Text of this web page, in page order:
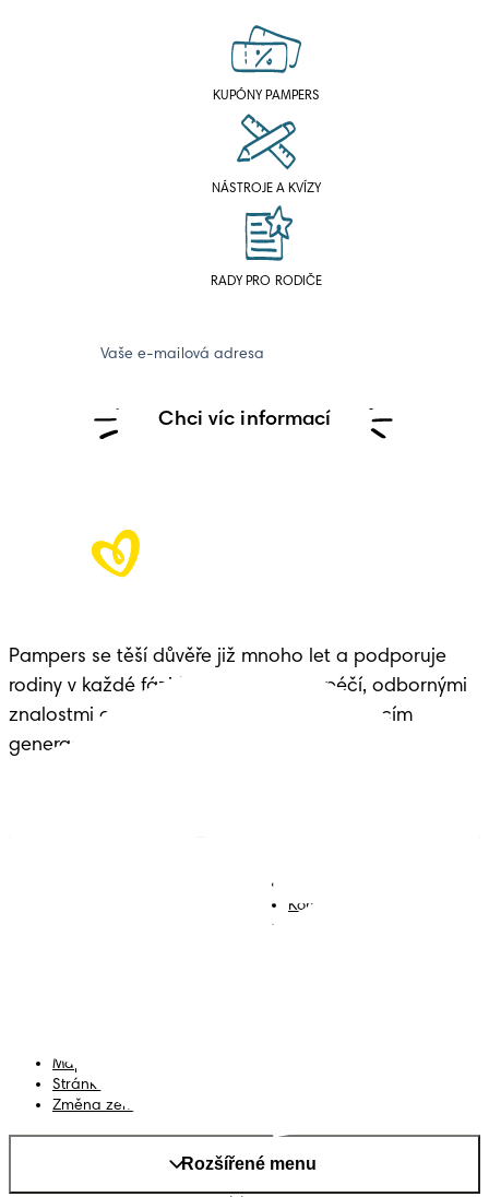
KUPÓNY PAMPERS
NÁSTROJE A KVÍZY
RADY PRO RODIČE
Vaše e-mailová adresa
Chci víc informací
Pampers se těší důvěře již mnoho let a podporuje
rodiny v každé fázi života dítěte – s péčí, odbornými
znalostmi a dědictvím předávaným budoucím
generacím.
Kontakt
Mapa stránek
Stránka PG
Změna země/kraje
Rozšířené menu